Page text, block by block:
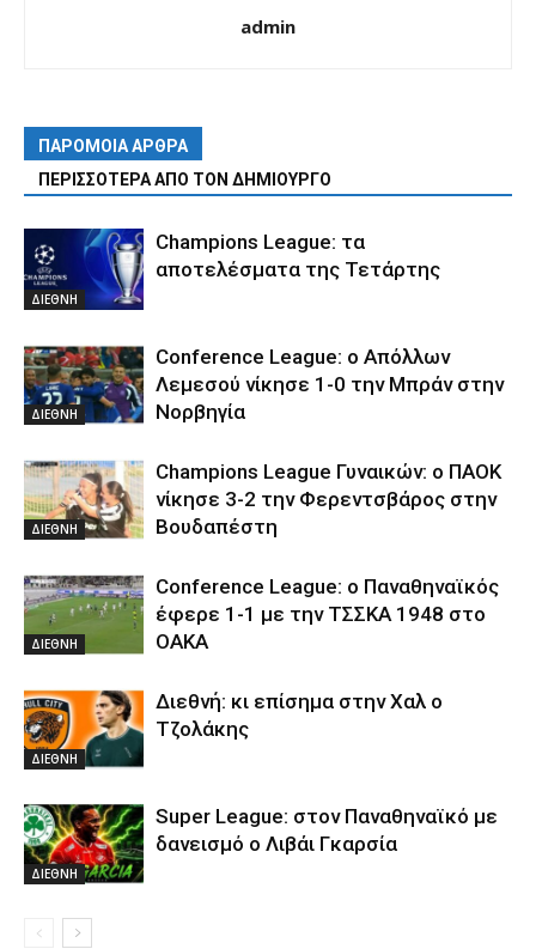
admin
ΠΑΡΟΜΟΙΑ ΑΡΘΡΑ
ΠΕΡΙΣΣΟΤΕΡΑ ΑΠΟ ΤΟΝ ΔΗΜΙΟΥΡΓΟ
ΔΙΕΘΝΗ
Champions League: τα
αποτελέσματα της Τετάρτης
ΔΙΕΘΝΗ
Conference League: ο Απόλλων
Λεμεσού νίκησε 1-0 την Μπράν στην
Νορβηγία
ΔΙΕΘΝΗ
Champions League Γυναικών: ο ΠΑΟΚ
νίκησε 3-2 την Φερεντσβάρος στην
Βουδαπέστη
ΔΙΕΘΝΗ
Conference League: ο Παναθηναϊκός
έφερε 1-1 με την ΤΣΣΚΑ 1948 στο
ΟΑΚΑ
ΔΙΕΘΝΗ
Διεθνή: κι επίσημα στην Χαλ ο
Τζολάκης
ΔΙΕΘΝΗ
Super League: στον Παναθηναϊκό με
δανεισμό ο Λιβάι Γκαρσία